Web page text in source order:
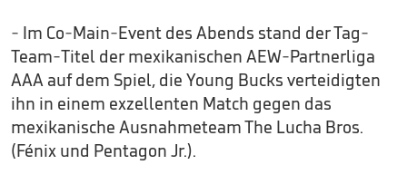
- Im Co-Main-Event des Abends stand der Tag-
Team-Titel der mexikanischen AEW-Partnerliga
AAA auf dem Spiel, die Young Bucks verteidigten
ihn in einem exzellenten Match gegen das
mexikanische Ausnahmeteam The Lucha Bros.
(Fénix und Pentagon Jr.).